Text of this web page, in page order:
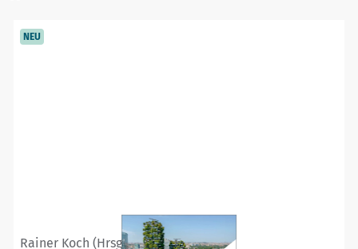
NEU
Rainer Koch (Hrsg.)